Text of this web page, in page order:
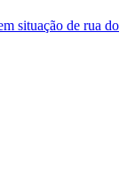
situação de rua do